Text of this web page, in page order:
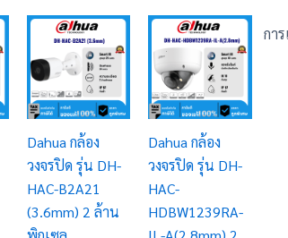
Dahua กล้อง
วงจรปิด รุ่น DH-
HAC-B2A21
(3.6mm) 2 ล้าน
Dahua กล้อง
วงจรปิด รุ่น DH-
HAC-
HDBW1239RA-